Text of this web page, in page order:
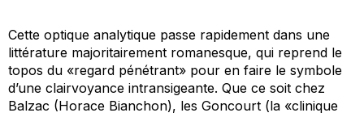
Cette optique analytique passe rapidement dans une
littérature majoritairement romanesque, qui reprend le
topos du «regard pénétrant» pour en faire le symbole
d’une clairvoyance intransigeante. Que ce soit chez
Balzac (Horace Bianchon), les Goncourt (la «clinique